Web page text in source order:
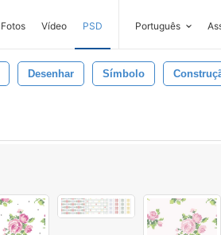
Fotos Vídeo PSD Português
Desenhar Símbolo